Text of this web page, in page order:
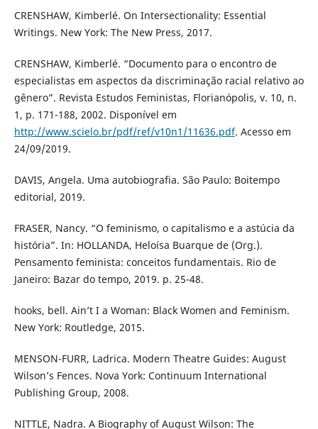
CRENSHAW, Kimberlé. On Intersectionality: Essential
Writings. New York: The New Press, 2017.
CRENSHAW, Kimberlé. “Documento para o encontro de
especialistas em aspectos da discriminação racial relativo ao
gênero”. Revista Estudos Feministas, Florianópolis, v. 10, n.
1, p. 171-188, 2002. Disponível em
http://www.scielo.br/pdf/ref/v10n1/11636.pdf. Acesso em
24/09/2019.
DAVIS, Angela. Uma autobiografia. São Paulo: Boitempo
editorial, 2019.
FRASER, Nancy. “O feminismo, o capitalismo e a astúcia da
história”. In: HOLLANDA, Heloísa Buarque de (Org.).
Pensamento feminista: conceitos fundamentais. Rio de
Janeiro: Bazar do tempo, 2019. p. 25-48.
hooks, bell. Ain’t I a Woman: Black Women and Feminism.
New York: Routledge, 2015.
MENSON-FURR, Ladrica. Modern Theatre Guides: August
Wilson’s Fences. Nova York: Continuum International
Publishing Group, 2008.
NITTLE, Nadra. A Biography of August Wilson: The